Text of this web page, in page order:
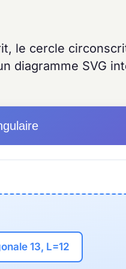
le cercle
diagramme SVG
13, L=12